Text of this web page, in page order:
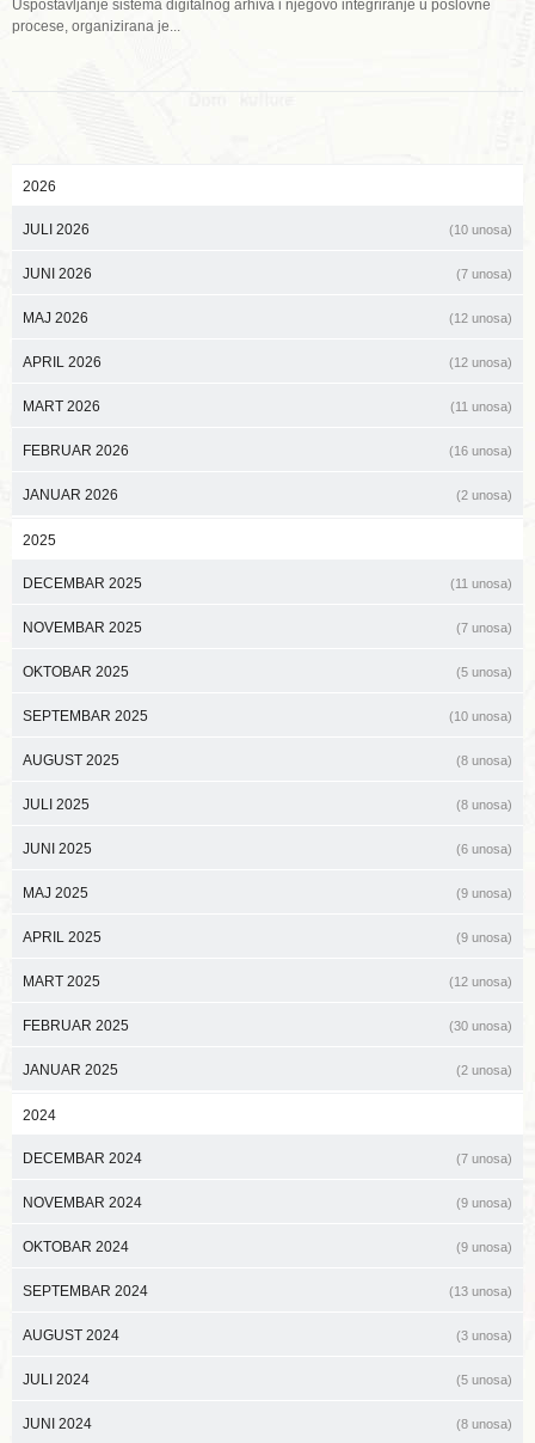
Uspostavljanje sistema digitalnog arhiva i njegovo integriranje u poslovne
procese, organizirana je...
2026
JULI 2026 (10 unosa)
JUNI 2026 (7 unosa)
MAJ 2026 (12 unosa)
APRIL 2026 (12 unosa)
MART 2026 (11 unosa)
FEBRUAR 2026 (16 unosa)
JANUAR 2026 (2 unosa)
2025
DECEMBAR 2025 (11 unosa)
NOVEMBAR 2025 (7 unosa)
OKTOBAR 2025 (5 unosa)
SEPTEMBAR 2025 (10 unosa)
AUGUST 2025 (8 unosa)
JULI 2025 (8 unosa)
JUNI 2025 (6 unosa)
MAJ 2025 (9 unosa)
APRIL 2025 (9 unosa)
MART 2025 (12 unosa)
FEBRUAR 2025 (30 unosa)
JANUAR 2025 (2 unosa)
2024
DECEMBAR 2024 (7 unosa)
NOVEMBAR 2024 (9 unosa)
OKTOBAR 2024 (9 unosa)
SEPTEMBAR 2024 (13 unosa)
AUGUST 2024 (3 unosa)
JULI 2024 (5 unosa)
JUNI 2024 (8 unosa)